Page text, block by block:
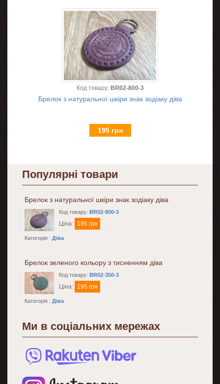
Код товару: BR02-800-3
Брелок з натуральної шкіри знак зодіаку діва
195 грн
Популярні товари
Брелок з натуральної шкіри знак зодіаку діва
Код товару: BR02-800-3
Ціна: 195 грн
Категорія : Діва
Брелок зеленого кольору з тисненням діва
Код товару: BR02-350-3
Ціна: 195 грн
Категорія : Діва
Ми в соціальних мережах